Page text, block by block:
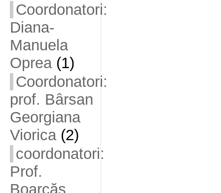
Coordonatori:
Diana-
Manuela
Oprea(1)
Coordonatori:
prof. Bârsan
Georgiana
Viorica(2)
coordonatori:
Prof.
Boarcăș